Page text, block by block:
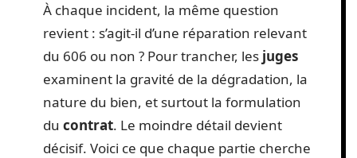
À chaque incident, la même question
revient : s’agit-il d’une réparation relevant
du 606 ou non ? Pour trancher, les juges
examinent la gravité de la dégradation, la
nature du bien, et surtout la formulation
du contrat. Le moindre détail devient
décisif. Voici ce que chaque partie cherche